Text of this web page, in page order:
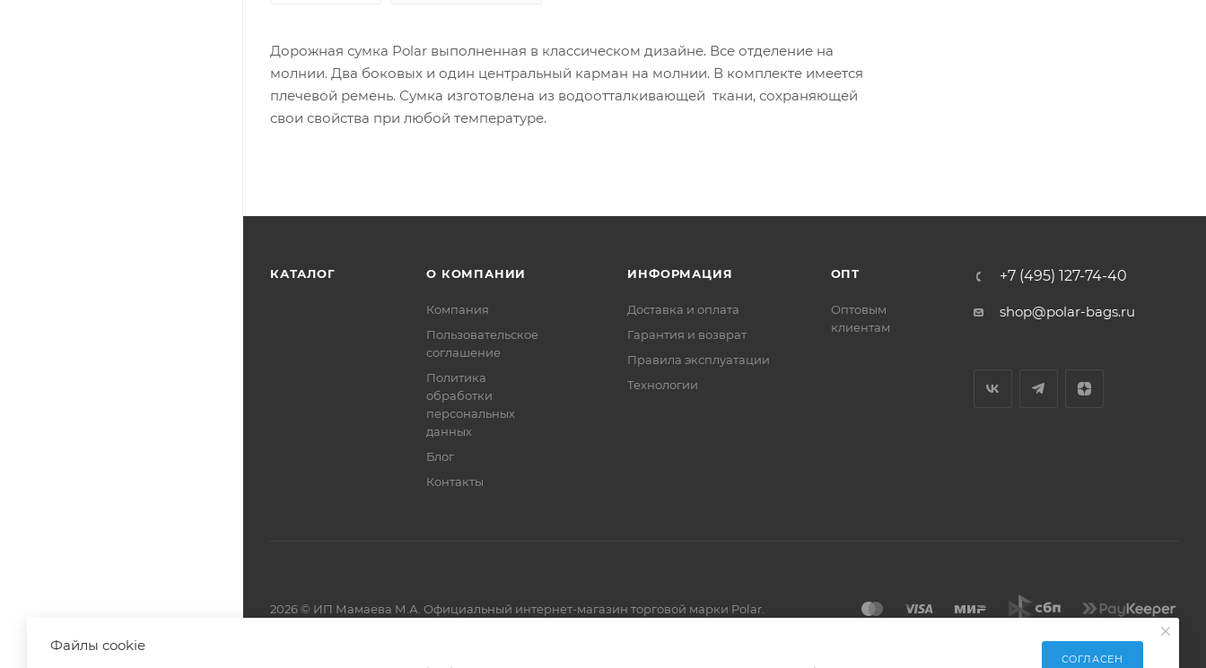
Дорожная сумка Polar выполненная в классическом дизайне. Все отделение на
молнии. Два боковых и один центральный карман на молнии. В комплекте имеется
плечевой ремень. Сумка изготовлена из водоотталкивающей ткани, сохраняющей
свои свойства при любой температуре.
КАТАЛОГ О КОМПАНИИ
Компания
Пользовательское
соглашение
Политика
обработки
персональных
данных
Блог
Контакты
ИНФОРМАЦИЯ
Доставка и оплата
Гарантия и возврат
Правила эксплуатации
Технологии
ОПТ
Оптовым
клиентам
+7 (495) 127-74-40
shop@polar-bags.ru
2026 © ИП Мамаева М.А. Официальный интернет-магазин торговой марки Polar.
Файлы cookie
СОГЛАСЕН